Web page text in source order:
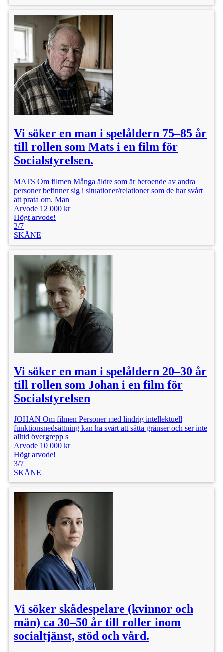
Vi söker en man i spelåldern 75–85 år
till rollen som Mats i en film för
Socialstyrelsen.
MATS Om filmen Många äldre som är beroende av andra
personer befinner sig i situationer/relationer som de har svårt
att prata om. Man
Arvode 12 000 kr
Högt arvode!
2/7
SKÅNE
Vi söker en man i spelåldern 20–30 år
till rollen som Johan i en film för
Socialstyrelsen
JOHAN Om filmen Personer med lindrig intellektuell
funktionsnedsättning kan ha svårt att sätta gränser och ser inte
alltid övergrepp s
Arvode 10 000 kr
Högt arvode!
3/7
SKÅNE
Vi söker skådespelare (kvinnor och
män) ca 30–50 år till roller inom
socialtjänst, stöd och vård.